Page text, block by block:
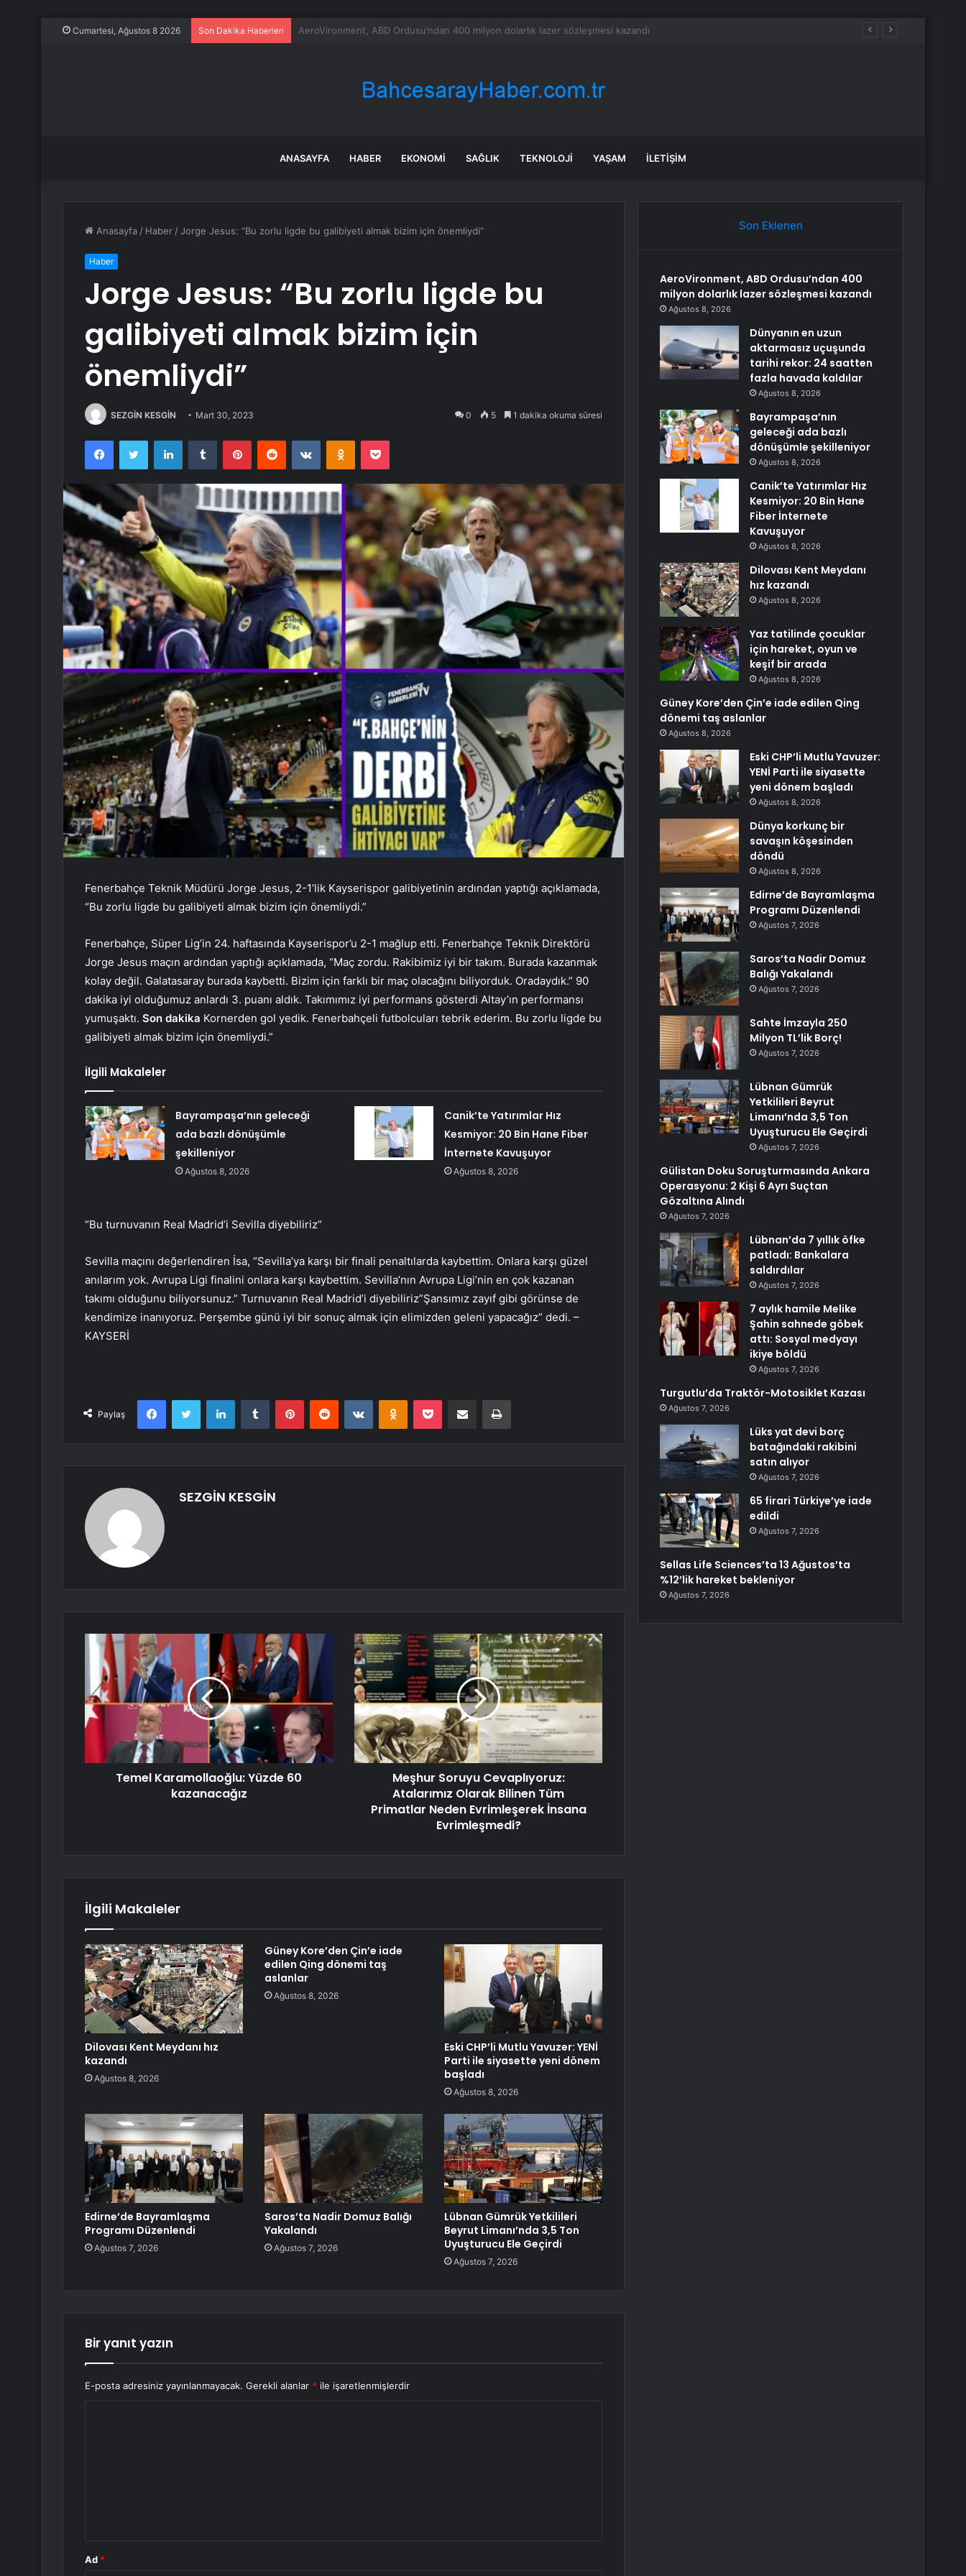
Cumartesi, Ağustos 8 2026 Son Dakika Haberleri Dünyanın en uzun aktarmasız uçuşunda tarihi rekor: 24 saatten fazla havada kaldılar
ANASAYFA HABER EKONOMI SAĞLIK TEKNOLOJI YAŞAM İLETIŞIM
Anasayfa / Haber /Jorge Jesus: “Bu zorlu ligde bu galibiyeti almak bizim için önemliydi”
Haber
Jorge Jesus: “Bu zorlu ligde bu
galibiyeti almak bizim için
önemliydi”
SEZGİN KESGİN Mart 30, 2023 0 5 1 dakika okuma süresi
FacebookTwitter LinkedInTumblr PinterestReddit VKontakteOdnoklassniki
Pocket
Fenerbahçe Teknik Müdürü Jorge Jesus, 2-1’lik Kayserispor galibiyetinin ardından yaptığı açıklamada,
“Bu zorlu ligde bu galibiyeti almak bizim için önemliydi.”
Fenerbahçe, Süper Lig’in 24. haftasında Kayserispor’u 2-1 mağlup etti. Fenerbahçe Teknik Direktörü
Jorge Jesus maçın ardından yaptığı açıklamada, “Maç zordu. Rakibimiz iyi bir takım. Burada kazanmak
kolay değil. Galatasaray burada kaybetti. Bizim için farklı bir maç olacağını biliyorduk. Oradaydık.” 90
dakika iyi olduğumuz anlardı 3. puanı aldık. Takımımız iyi performans gösterdi Altay’ın performansı
yumuşaktı. Son dakika Kornerden gol yedik. Fenerbahçeli futbolcuları tebrik ederim. Bu zorlu ligde bu
galibiyeti almak bizim için önemliydi.”
İlgili Makaleler
Bayrampaşa’nın geleceği
ada bazlı dönüşümle
şekilleniyor
Ağustos 8, 2026
Canik’te Yatırımlar Hız
Kesmiyor: 20 Bin Hane Fiber
İnternete Kavuşuyor
Ağustos 8, 2026
“Bu turnuvanın Real Madrid’i Sevilla diyebiliriz”
Sevilla maçını değerlendiren İsa, “Sevilla’ya karşı bir finali penaltılarda kaybettim. Onlara karşı güzel
anılarım yok. Avrupa Ligi finalini onlara karşı kaybettim. Sevilla’nın Avrupa Ligi’nin en çok kazanan
takımı olduğunu biliyorsunuz.” Turnuvanın Real Madrid’i diyebiliriz”Şansımız zayıf gibi görünse de
kendimize inanıyoruz. Perşembe günü iyi bir sonuç almak için elimizden geleni yapacağız” dedi. –
KAYSERİ
Paylaş
FacebookTwitter LinkedInTumblr PinterestReddit VKontakteOdnoklassniki
Pocket E-Posta ile paylaş Yazdır
SEZGİN KESGİN
Temel Karamollaoğlu: Yüzde 60
kazanacağız
Meşhur Soruyu Cevaplıyoruz:
Atalarımız Olarak Bilinen Tüm
Primatlar Neden Evrimleşerek İnsana
Evrimleşmedi?
İlgili Makaleler
Dilovası Kent Meydanı hız
kazandı
Ağustos 8, 2026
Güney Kore’den Çin’e iade
edilen Qing dönemi taş
aslanlar
Ağustos 8, 2026
Eski CHP’li Mutlu Yavuzer: YENİ
Parti ile siyasette yeni dönem
başladı
Ağustos 8, 2026
Edirne’de Bayramlaşma
Programı Düzenlendi
Ağustos 7, 2026
Saros’ta Nadir Domuz Balığı
Yakalandı
Ağustos 7, 2026
Lübnan Gümrük Yetkilileri
Beyrut Limanı’nda 3,5 Ton
Uyuşturucu Ele Geçirdi
Ağustos 7, 2026
Bir yanıt yazın
E-posta adresiniz yayınlanmayacak. Gerekli alanlar * ile işaretlenmişlerdir
Ad *
Son Eklenen
AeroVironment, ABD Ordusu’ndan 400
milyon dolarlık lazer sözleşmesi kazandı
Ağustos 8, 2026
Dünyanın en uzun
aktarmasız uçuşunda
tarihi rekor: 24 saatten
fazla havada kaldılar
Ağustos 8, 2026
Bayrampaşa’nın
geleceği ada bazlı
dönüşümle şekilleniyor
Ağustos 8, 2026
Canik’te Yatırımlar Hız
Kesmiyor: 20 Bin Hane
Fiber İnternete
Kavuşuyor
Ağustos 8, 2026
Dilovası Kent Meydanı
hız kazandı
Ağustos 8, 2026
Yaz tatilinde çocuklar
için hareket, oyun ve
keşif bir arada
Ağustos 8, 2026
Güney Kore’den Çin’e iade edilen Qing
dönemi taş aslanlar
Ağustos 8, 2026
Eski CHP’li Mutlu Yavuzer:
YENİ Parti ile siyasette
yeni dönem başladı
Ağustos 8, 2026
Dünya korkunç bir
savaşın köşesinden
döndü
Ağustos 8, 2026
Edirne’de Bayramlaşma
Programı Düzenlendi
Ağustos 7, 2026
Saros’ta Nadir Domuz
Balığı Yakalandı
Ağustos 7, 2026
Sahte İmzayla 250
Milyon TL’lik Borç!
Ağustos 7, 2026
Lübnan Gümrük
Yetkilileri Beyrut
Limanı’nda 3,5 Ton
Uyuşturucu Ele Geçirdi
Ağustos 7, 2026
Gülistan Doku Soruşturmasında Ankara
Operasyonu: 2 Kişi 6 Ayrı Suçtan
Gözaltına Alındı
Ağustos 7, 2026
Lübnan’da 7 yıllık öfke
patladı: Bankalara
saldırdılar
Ağustos 7, 2026
7 aylık hamile Melike
Şahin sahnede göbek
attı: Sosyal medyayı
ikiye böldü
Ağustos 7, 2026
Turgutlu’da Traktör-Motosiklet Kazası
Ağustos 7, 2026
Lüks yat devi borç
batağındaki rakibini
satın alıyor
Ağustos 7, 2026
65 firari Türkiye’ye iade
edildi
Ağustos 7, 2026
Sellas Life Sciences’ta 13 Ağustos’ta
%12’lik hareket bekleniyor
Ağustos 7, 2026